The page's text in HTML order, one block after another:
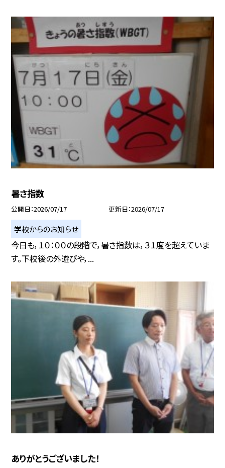
暑さ指数
公開日 2026/07/17 更新日 2026/07/17
学校からのお知らせ
今日も，１０：００の段階で，暑さ指数は，３１度を超えていま
す。下校後の外遊びや，...
ありがとうございました！